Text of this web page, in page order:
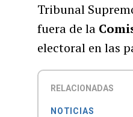
Tribunal
fuera de la
electoral en las
RELACIONADAS
NOTICIAS